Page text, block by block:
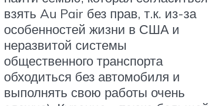
взять Au Pair без прав, т.к. из-за
особенностей жизни в США и
неразвитой системы
общественного транспорта
обходиться без автомобиля и
выполнять свою работы очень